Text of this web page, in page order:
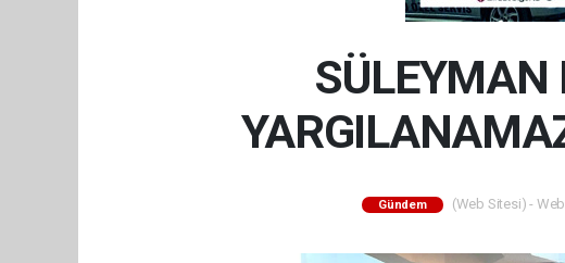
SÜLEYMAN
Gündem (Web Sitesi) -